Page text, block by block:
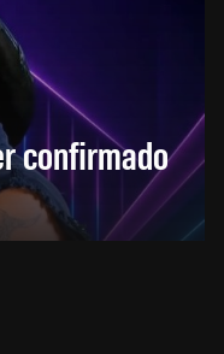
confirmado